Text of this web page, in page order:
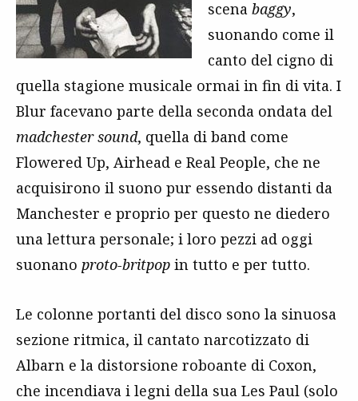
scena baggy,
suonando come il
canto del cigno di
quella stagione musicale ormai in fin di vita. I
Blur facevano parte della seconda ondata del
madchester sound, quella di band come
Flowered Up, Airhead e Real People, che ne
acquisirono il suono pur essendo distanti da
Manchester e proprio per questo ne diedero
una lettura personale; i loro pezzi ad oggi
suonano proto-britpop in tutto e per tutto.
Le colonne portanti del disco sono la sinuosa
sezione ritmica, il cantato narcotizzato di
Albarn e la distorsione roboante di Coxon,
che incendiava i legni della sua Les Paul (solo